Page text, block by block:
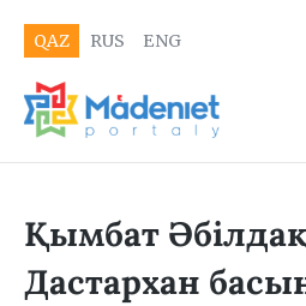
QAZ RUS ENG
Қымбат
Дастархан